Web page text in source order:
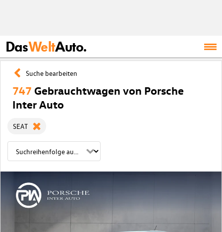
DasWeltAuto.
Suche bearbeiten
747 Gebrauchtwagen von Porsche
Inter Auto
SEAT